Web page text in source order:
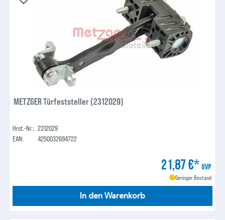
METZGER Türfeststeller (2312029)
Hrst.-Nr.: 2312029
EAN:
4250032694722
21,87 €* UVP
Geringer Bestand
In den Warenkorb